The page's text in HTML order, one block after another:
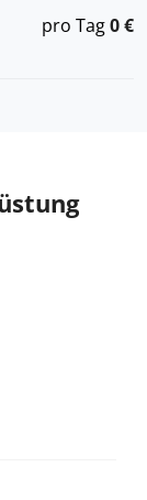
pro Tag0 €